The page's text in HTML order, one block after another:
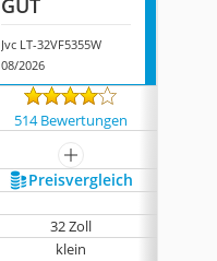
GUT
Jvc LT-32VF5355W
08/2026
514 Bewertungen
mehr anzeigen
Preis­vergleich
32 Zoll
klein